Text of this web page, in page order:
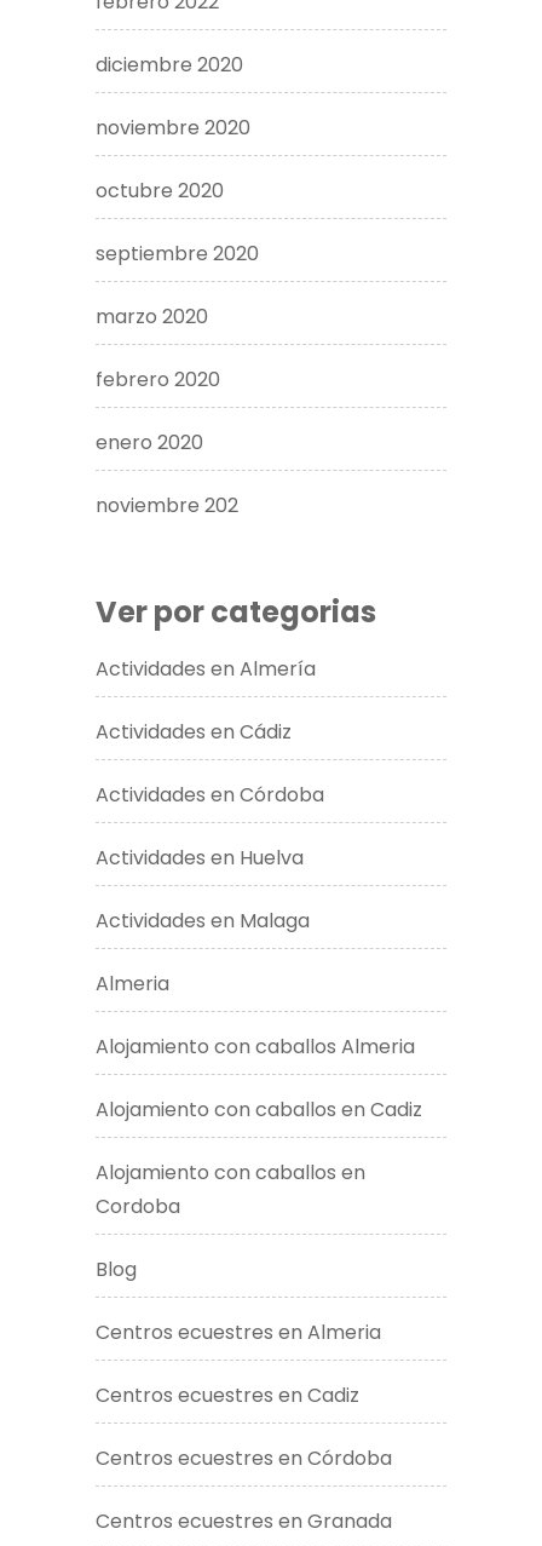
diciembre 2020
noviembre 2020
octubre 2020
septiembre 2020
marzo 2020
febrero 2020
enero 2020
noviembre 202
Ver por categorias
Actividades en Almería
Actividades en Cádiz
Actividades en Córdoba
Actividades en Huelva
Actividades en Malaga
Almeria
Alojamiento con caballos Almeria
Alojamiento con caballos en Cadiz
Alojamiento con caballos en
Cordoba
Blog
Centros ecuestres en Almeria
Centros ecuestres en Cadiz
Centros ecuestres en Córdoba
Centros ecuestres en Granada